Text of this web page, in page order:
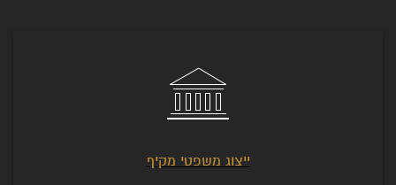
ייצוג משפטי מקיף